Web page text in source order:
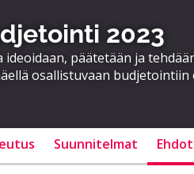
2023
päätetään ja
osallistuvaan
Suunnitelmat